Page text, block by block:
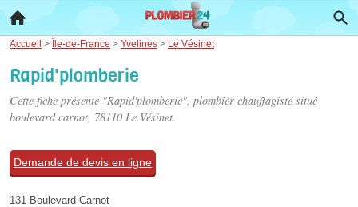
Accueil > Île-de-France > Yvelines > Le Vésinet
Rapid'plomberie
Cette fiche présente "Rapid'plomberie", plombier-chauffagiste situé
boulevard carnot, 78110 Le Vésinet.
Demande de devis en ligne
131 Boulevard Carnot